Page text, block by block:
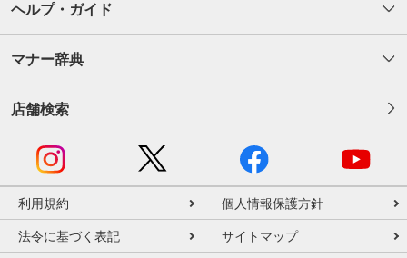
ヘルプ・ガイド
マナー辞典
店舗検索
利用規約 個人情報保護方針
法令に基づく表記 サイトマップ